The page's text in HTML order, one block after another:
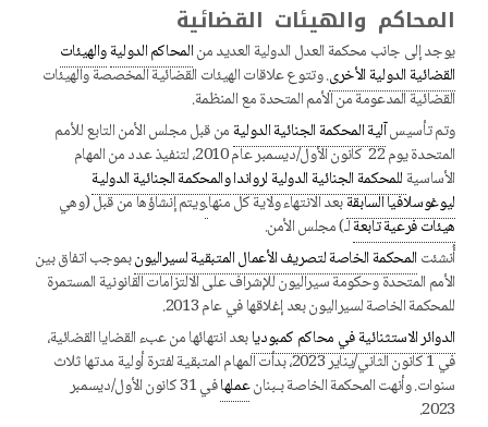
المحاكم والهيئات القضائية
يوجد إلى جانب محكمة العدل الدولية العديد منالمحاكم الدوليةوالهيئات
القضائية الدولية الأخرى. وتتوع علاقات الهيئات القضائية المخصصة والهيئات
القضائية المدعومة من الأمم المتحدة مع المنظمة.
وتم تأسيسآلية المحكمة الجنائية الدوليةمن قبل مجلس الأمن التابع للأمم
المتحدة يوم 22 كانون الأول/ديسمبر عام 2010، لتنفيذ عدد من المهام
الأساسيةللمحكمة الجنائية الدولية لروانداوالمحكمة الجنائية الدولية
ليوغوسلافيا السابقةبعد الانتهاء ولاية كل منها.ويتم إنشاؤها من قبل (وهي
هيئات فرعية تابعةلـ) مجلس الأمن.
أُنشئتالمحكمة الخاصة لتصريف الأعمال المتبقية لسيراليونبموجب اتفاق بين
الأمم المتحدة وحكومة سيراليون للإشراف على الالتزامات القانونية المستمرة
للمحكمة الخاصة لسيراليون بعد إغلاقها في عام 2013.
الدوائر الاستثنائية في محاكم كمبوديابعد انتهائها من عبء القضايا القضائية،
في 1 كانون الثاني/يناير 2023، بدأت المهام المتبقية لفترة أولية مدتها ثلاث
سنوات. وأنهت المحكمة الخاصة بلبنانعملها
في 31 كانون الأول/ديسمبر
2023.